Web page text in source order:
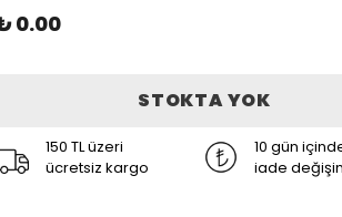
0.00
STOKTA YOK
150 TL üzeri
ücretsiz kargo
10 gün
iade